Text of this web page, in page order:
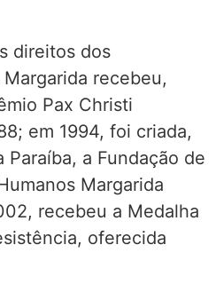
direitos dos
recebeu,
Pax Christi
em 1994, foi criada,
a Fundação de
Margarida
recebeu a Medalha
oferecida